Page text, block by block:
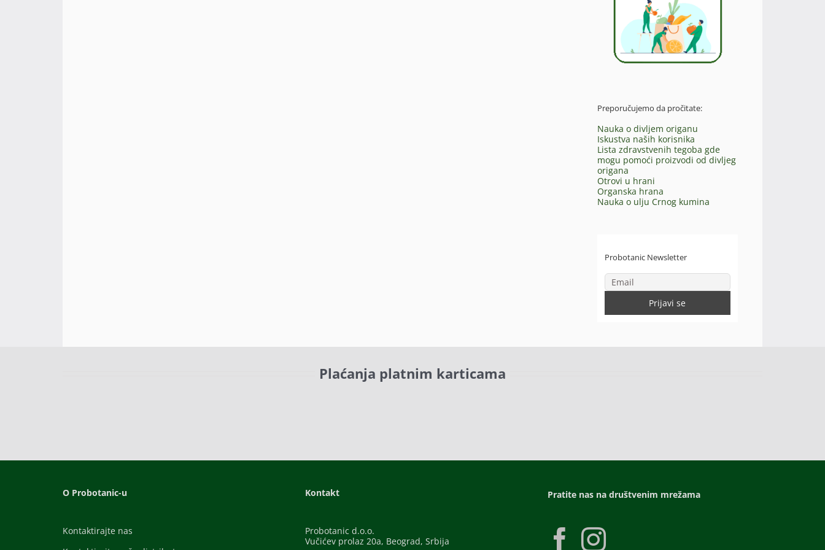
Preporučujemo da pročitate:
Nauka o divljem origanu
Iskustva naših korisnika
Lista zdravstvenih tegoba gde
mogu pomoći proizvodi od divljeg
origana
Otrovi u hrani
Organska hrana
Nauka o ulju Crnog kumina
Probotanic Newsletter
Plaćanja platnim karticama
O Probotanic-u
Kontaktirajte nas
Kontakt
Probotanic d.o.o.
Vučićev prolaz 20a, Beograd, Srbija
Pratite nas na društvenim mrežama